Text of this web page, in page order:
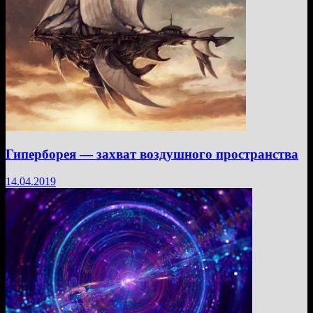
Гиперборея — захват воздушного пространства
14.04.2019